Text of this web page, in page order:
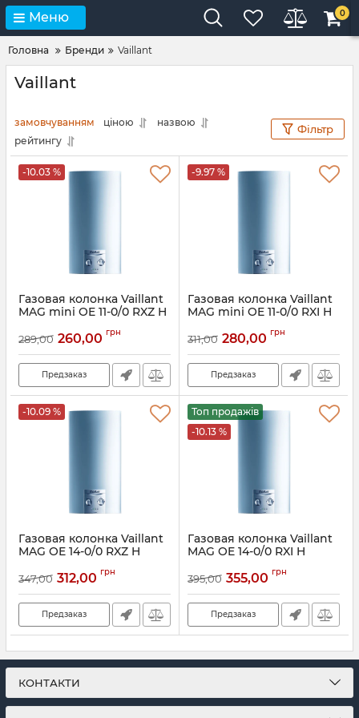
Меню 0
Головна Бренди Vaillant
Vaillant
замовчуванням ціною
назвою
рейтингу
Фільтр
-10.03 %
Газовая колонка Vaillant
MAG mini OE 11-0/0 RXZ H
Артикул: 311292
289,00 260,00 грн
Предзаказ
-9.97 %
Газовая колонка Vaillant
MAG mini OE 11-0/0 RXI H
Артикул: 311260
311,00 280,00 грн
Предзаказ
-10.09 %
Газовая колонка Vaillant
MAG OE 14-0/0 RXZ H
Артикул: 311392
347,00 312,00 грн
Предзаказ
Топ продажів
-10.13 %
Газовая колонка Vaillant
MAG OE 14-0/0 RXI H
Артикул: 311591
395,00 355,00 грн
Предзаказ
КОНТАКТИ